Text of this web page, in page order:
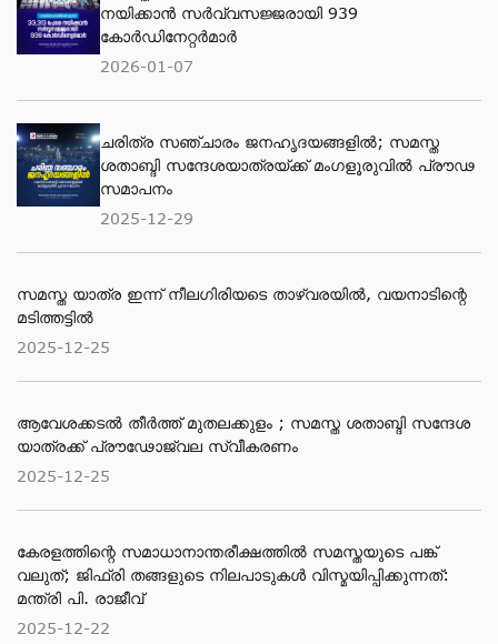
നയിക്കാൻ സർവ്വസജ്ജരായി 939
കോർഡിനേറ്റർമാർ
2026-01-07
ചരിത്ര സഞ്ചാരം ജനഹൃദയങ്ങളിൽ; സമസ്ത
ശതാബ്ദി സന്ദേശയാത്രയ്ക്ക് മംഗളൂരുവിൽ പ്രൗഢ
സമാപനം
2025-12-29
സമസ്ത യാത്ര ഇന്ന് നീലഗിരിയടെ താഴ്‌വരയിൽ, വയനാടിന്റെ
മടിത്തട്ടിൽ
2025-12-25
ആവേശക്കടൽ തീർത്ത് മുതലക്കുളം ; സമസ്ത ശതാബ്ദി സന്ദേശ
യാത്രക്ക് പ്രൗഢോജ്വല സ്വീകരണം
2025-12-25
കേരളത്തിന്റെ സമാധാനാന്തരീക്ഷത്തിൽ സമസ്തയുടെ പങ്ക്
വലുത്; ജിഫ്‌രി തങ്ങളുടെ നിലപാടുകൾ വിസ്മയിപ്പിക്കുന്നത്:
മന്ത്രി പി. രാജീവ്
2025-12-22